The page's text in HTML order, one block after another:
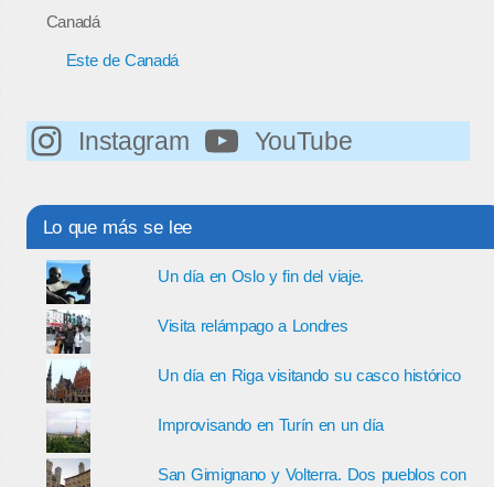
Canadá
Este de Canadá
Instagram YouTube
Lo que más se lee
Un día en Oslo y fin del viaje.
Visita relámpago a Londres
Un día en Riga visitando su casco histórico
Improvisando en Turín en un día
San Gimignano y Volterra. Dos pueblos con